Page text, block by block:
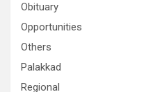
Obituary
Opportunities
Others
Palakkad
Regional